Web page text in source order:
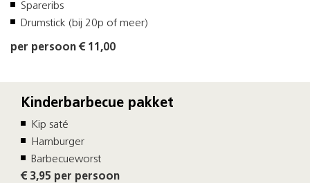
Spareribs
Drumstick (bij 20p of meer)
per persoon € 11,00
Kinderbarbecue pakket
Kip saté
Hamburger
Barbecueworst
€ 3,95 per persoon